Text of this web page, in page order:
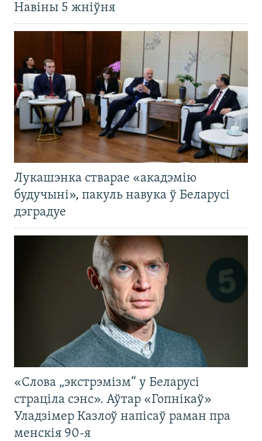
Навіны 5 жніўня
Лукашэнка стварае «акадэмію
будучыні», пакуль навука ў Беларусі
дэградуе
«Слова „экстрэмізм“ у Беларусі
страціла сэнс». Аўтар «Гопнікаў»
Уладзімер Казлоў напісаў раман пра
менскія 90-я